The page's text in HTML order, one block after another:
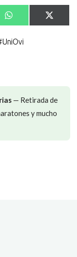
Compartir
en
h
t
s
en
(
UniOvi
— Retirada de
y mucho